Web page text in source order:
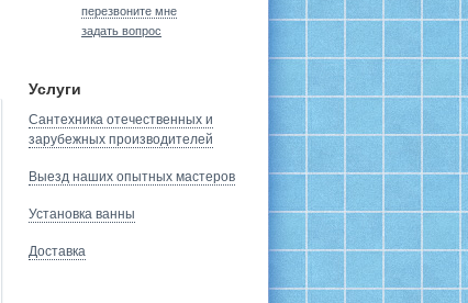
перезвоните мне
задать вопрос
Услуги
Сантехника отечественных и
зарубежных производителей
Выезд наших опытных мастеров
Установка ванны
Доставка